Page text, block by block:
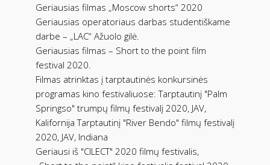
Geriausias filmas „Moscow shorts“ 2020
Geriausias operatoriaus darbas studentiškame
darbe – „LAC“ Ažuolo gilė.
Geriausias filmas – Short to the point film
festival 2020.
Filmas atrinktas į tarptautinės konkursinės
programas kino festivaliuose: Tarptautinį "Palm
Springso" trumpų filmų festivalį 2020, JAV,
Kalifornija Tarptautinį "River Bendo" filmų festivalį
2020, JAV, Indiana
Geriausi iš "CILECT" 2020 filmų festivalis,